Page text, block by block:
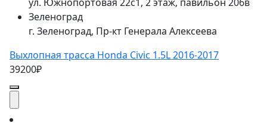
ул. Южнопортовая 22с1, 2 этаж, павильон 206в
Зеленоград
г. Зеленоград, Пр-кт Генерала Алексеева
Выхлопная трасса Honda Civic 1.5L 2016-2017
39200₽